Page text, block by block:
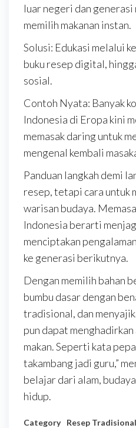
luar negeri dan generasi
memilih makanan instan.
Solusi: Edukasi melalui
buku resep digital,
sosial.
Contoh Nyata: Banyak
Indonesia di Eropa kini
memasak daring untuk
mengenal kembali
Panduan langkah demi
resep, tetapi cara untuk
warisan budaya.
Indonesia berarti
menciptakan
ke generasi berikutnya.
Dengan memilih bahan
bumbu dasar dengan
tradisional, dan
pun dapat
makan. Seperti kata
takambang jadi guru,”
belajar dari alam,
hidup.
Category
Resep Tradisional